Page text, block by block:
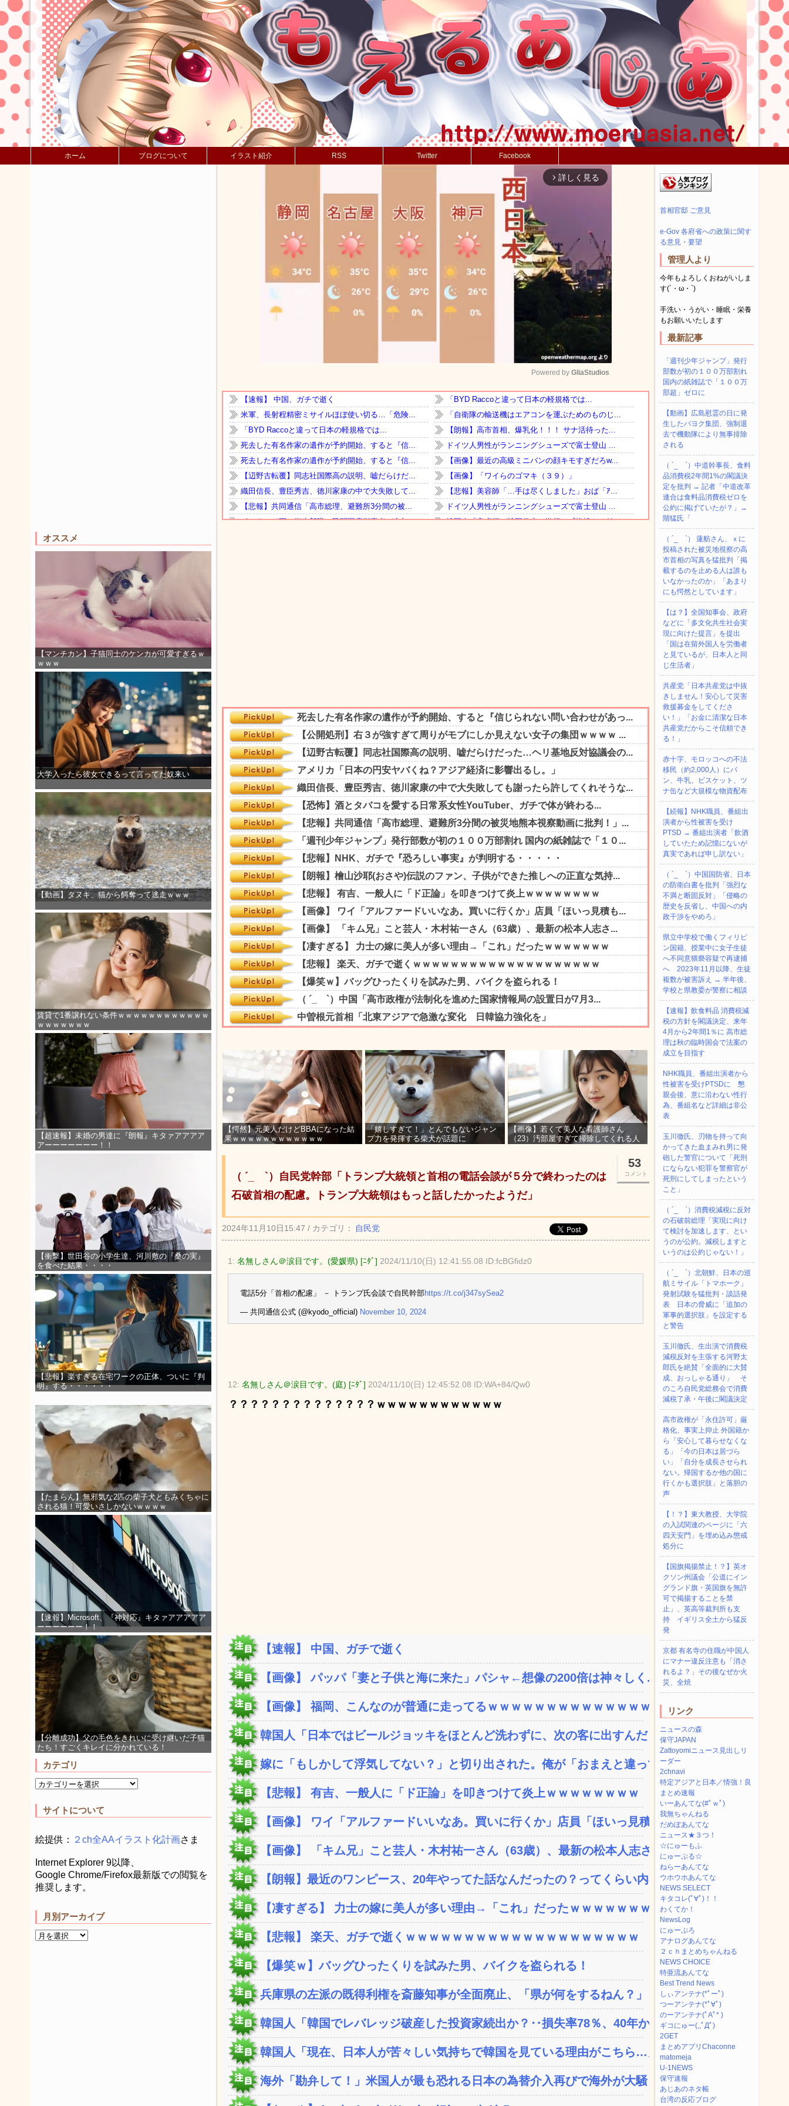
ホーム ブログについて イラスト紹介 RSS Twitter Facebook
オススメ
【マンチカン】子猫同士のケンカが可愛すぎるｗ
ｗｗｗ
大学入ったら彼女できるって言ってた奴来い
【動画】タヌキ、猫から餌奪って逃走ｗｗｗ
賃貸で1番譲れない条件ｗｗｗｗｗｗｗｗｗｗｗｗ
ｗｗｗｗｗｗｗ
【超速報】未婚の男達に『朗報』キタァアアアア
アーーーーーーー！！
【衝撃】世田谷の小学生達、河川敷の『桑の実』
を食べた結果・・・・
【悲報】楽すぎる在宅ワークの正体、ついに『判
明』する・・・・・・
【たまらん】無邪気な2匹の柴子犬ともみくちゃに
される猫！可愛いさしかないｗｗｗｗ
【速報】Microsoft、『神対応』キタァアアアアア
ーーーーーー！！
【分離成功】父の毛色をきれいに受け継いだ子猫
たち！すごくキレイに分かれている！
カテゴリ
サイトについて
絵提供： ２ch全AAイラスト化計画さま
Internet Explorer 9以降、
Google Chrome/Firefox最新版での閲覧を
推奨します。
月別アーカイブ
arrow_forward_ios 詳しく見る
Mute
Powered by GliaStudios
【愕然】元美人だけどBBAになった結
果ｗｗｗｗｗｗｗｗｗｗｗｗ
「嬉しすぎて！」とんでもないジャン
プ力を発揮する柴犬が話題に
【画像】若くて美人な看護師さん
（23）汚部屋すぎて掃除してくれる人
53
コメント
（ ´_ゝ`）自民党幹部「トランプ大統領と首相の電話会談が５分で終わったのは
石破首相の配慮。トランプ大統領はもっと話したかったようだ」
2024年11月10日15:47 / カテゴリ： 自民党
1: 名無しさん＠涙目です。(愛媛県) [ﾆﾀﾞ] 2024/11/10(日) 12:41:55.08 ID:fcBGfidz0
電話5分「首相の配慮」 － トランプ氏会談で自民幹部https://t.co/j347sySea2
— 共同通信公式 (@kyodo_official) November 10, 2024
12: 名無しさん＠涙目です。(庭) [ﾆﾀﾞ] 2024/11/10(日) 12:45:52.08 ID:WA+84/Qw0
？？？？？？？？？？？？？？ｗｗｗｗｗｗｗｗｗｗｗｗ
【速報】 中国、ガチで逝く
【画像】 パッパ「妻と子供と海に来た」パシャ←想像の200倍は神々しく...
【画像】 福岡、こんなのが普通に走ってるｗｗｗｗｗｗｗｗｗｗｗｗｗｗｗ...
韓国人「日本ではビールジョッキをほとんど洗わずに、次の客に出すんだ！ ...
嫁に「もしかして浮気してない？」と切り出された。俺が「おまえと違って浮...
【悲報】 有吉、一般人に「ド正論」を叩きつけて炎上ｗｗｗｗｗｗｗｗ
【画像】 ワイ「アルファードいいなあ。買いに行くか」店員「ほいっ見積も...
【画像】 「キム兄」こと芸人・木村祐一さん（63歳）、最新の松本人志さ...
【朗報】最近のワンピース、20年やってた話なんだったの？ってくらい内容...
【凄すぎる】 力士の嫁に美人が多い理由→「これ」だったｗｗｗｗｗｗｗ
【悲報】 楽天、ガチで逝くｗｗｗｗｗｗｗｗｗｗｗｗｗｗｗｗｗｗｗｗ
【爆笑ｗ】バッグひったくりを試みた男、バイクを盗られる！
兵庫県の左派の既得利権を斎藤知事が全面廃止、「県が何をするねん？」と存...
韓国人「韓国でレバレッジ破産した投資家続出か？‥損失率78％、40年か...
韓国人「現在、日本人が苦々しい気持ちで韓国を見ている理由がこちら…」→...
海外「勘弁して！」米国人が最も恐れる日本の為替介入再びで海外が大騒ぎ
首相官邸 ご意見
e-Gov 各府省への政策に関す
る意見・要望
管理人より
今年もよろしくおねがいしま
す(´・ω・`)
手洗い・うがい・睡眠・栄養
もお願いいたします
最新記事
「週刊少年ジャンプ」発行
部数が初の１００万部割れ
国内の紙雑誌で「１００万
部超」ゼロに
【動画】広島慰霊の日に発
生したパヨク集団、強制退
去で機動隊により無事排除
される
（ ´_ゝ`）中道幹事長、食料
品消費税2年間1%の閣議決
定を批判 → 記者「中道改革
連合は食料品消費税ゼロを
公約に掲げていたが？」→
階猛氏「
（ ´_ゝ`） 蓮舫さん、ｘに
投稿された被災地視察の高
市首相の写真を猛批判「掲
載するのを止める人は誰も
いなかったのか」「あまり
にも愕然としています」
【は？】全国知事会、政府
などに「多文化共生社会実
現に向けた提言」を提出
「国は在留外国人を労働者
と見ているが、日本人と同
じ生活者」
共産党「日本共産党は中抜
きしません！安心して災害
救援募金をしてくださ
い！」「お金に清潔な日本
共産党だからこそ信頼でき
る！」
赤十字、モロッコへの不法
移民（約2,000人）にパ
ン、牛乳、ビスケット、ツ
ナ缶など大規模な物資配布
【続報】NHK職員、番組出
演者から性被害を受け
PTSD → 番組出演者「飲酒
していたため記憶にないが
真実であれば申し訳ない」
（ ´_ゝ`）中国国防省、日本
の防衛白書を批判「強烈な
不満と断固反対」「侵略の
歴史を反省し、中国への内
政干渉をやめろ」
県立中学校で働くフィリピ
ン国籍、授業中に女子生徒
へ不同意猥褻容疑で再逮捕
へ 2023年11月以降、生徒
複数が被害訴え → 半年後、
学校と県教委が警察に相談
【速報】飲食料品 消費税減
税の方針を閣議決定、来年
4月から2年間1％に 高市総
理は秋の臨時国会で法案の
成立を目指す
NHK職員、番組出演者から
性被害を受けPTSDに 懇
親会後、意に沿わない性行
為、番組名など詳細は非公
表
玉川徹氏、刃物を持って向
かってきた血まみれ男に発
砲した警官について「死刑
にならない犯罪を警察官が
死刑にしてしまったという
こと」
（ ´_ゝ`）消費税減税に反対
の石破前総理「実現に向け
て検討を加速します、とい
うのが公約。減税しますと
いうのは公約じゃない！」
（ ´_ゝ`）北朝鮮、日本の巡
航ミサイル「‌トマホーク」
発射試験を猛批判・談話発
表 日本の脅威に「追加の
軍事的選択肢」を設定する
と警告
玉川徹氏、生出演で消費税
減税反対を主張する河野太
郎氏を絶賛「全面的に大賛
成、おっしゃる通り」 そ
のころ自民党総務会で消費
減税了承・午後に閣議決定
高市政権が「永住許可」厳
格化、事実上抑止 外国籍か
ら「安心して暮らせなくな
る」「今の日本は居づら
い」「自分を成長させられ
ない。帰国するか他の国に
行くかも選択肢」と落胆の
声
【！？】東大教授、大学院
の入試関連のページに「六
四天安門」を埋め込み懲戒
処分に
【国旗掲揚禁止！？】英オ
クソン州議会「公道にイン
グランド旗・英国旗を無許
可で掲揚することを禁
止」、英高等裁判所も支
持 イギリス全土から猛反
発
京都 有名寺の住職が中国人
にマナー違反注意も「消さ
れるよ？」その後なぜか火
災、全焼
リンク
ニュースの森
保守JAPAN
Zattoyomiニュース見出しリ
ーダー
2chnavi
特定アジアと日本／情強！良
まとめ速報
いーあんてな(#ﾟｗﾟ)
我無ちゃんねる
だめぽあんてな
ニュース★３つ！
☆にゅーもふ
にゅーぷる☆
ねらーあんてな
ウホウホあんてな
NEWS SELECT
キタコレ(ﾟ∀ﾟ)！！
わくてか！
NewsLog
にゅーぷろ
アナログあんてな
２ｃｈまとめちゃんねる
NEWS CHOICE
特亜流あんてな
Best Trend News
しぃアンテナ(*ﾟーﾟ)
つーアンテナ(*ﾟ∀ﾟ)
のーアンテナ(ﾟAﾟ* )
ギコにゅー(,,ﾟДﾟ)
2GET
まとめアプリChaconne
matomeja
U-1NEWS
保守速報
あじあのネタ帳
台湾の反応ブログ